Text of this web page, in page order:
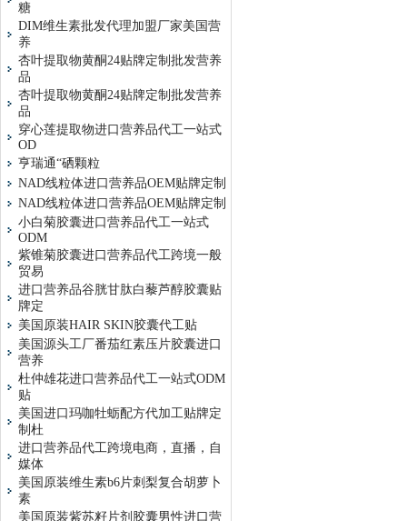
糖
DIM维生素批发代理加盟厂家美国营
养
杏叶提取物黄酮24贴牌定制批发营养
品
杏叶提取物黄酮24贴牌定制批发营养
品
穿心莲提取物进口营养品代工一站式
OD
亨瑞通“硒颗粒
NAD线粒体进口营养品OEM贴牌定制
NAD线粒体进口营养品OEM贴牌定制
小白菊胶囊进口营养品代工一站式
ODM
紫锥菊胶囊进口营养品代工跨境一般
贸易
进口营养品谷胱甘肽白藜芦醇胶囊贴
牌定
美国原装HAIR SKIN胶囊代工贴
美国源头工厂番茄红素压片胶囊进口
营养
杜仲雄花进口营养品代工一站式ODM
贴
美国进口玛咖牡蛎配方代加工贴牌定
制杜
进口营养品代工跨境电商，直播，自
媒体
美国原装维生素b6片刺梨复合胡萝卜
素
美国原装紫苏籽片剂胶囊男性进口营